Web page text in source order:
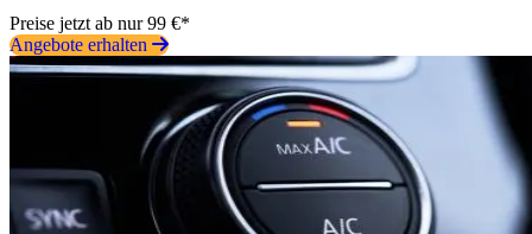
Preise jetzt ab nur 99 €*
Angebote erhalten